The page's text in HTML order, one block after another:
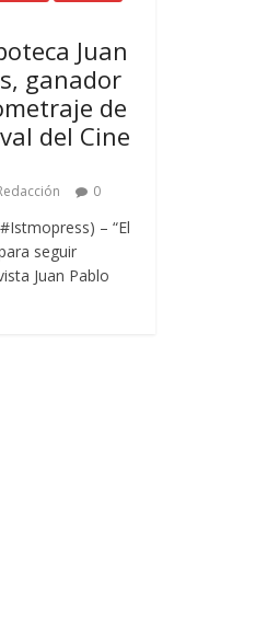
Juan
ganador
de
del Cine
0
– “El
seguir
Juan Pablo